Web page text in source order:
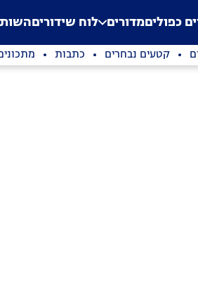
Application error: a
. כפוליםמדורים לוח שידורים
קטעים נבחרים כתבות